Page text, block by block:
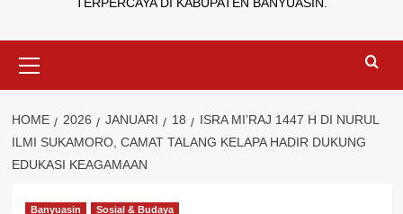
Menu
HOME 2026 JANUARI 18
ISRA MI’RAJ 1447 H DI NURUL
ILMI SUKAMORO, CAMAT TALANG KELAPA HADIR DUKUNG
EDUKASI KEAGAMAAN
Banyuasin Sosial & Budaya